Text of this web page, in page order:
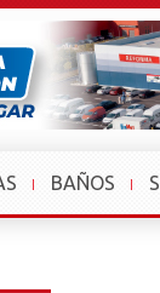
BAÑOS